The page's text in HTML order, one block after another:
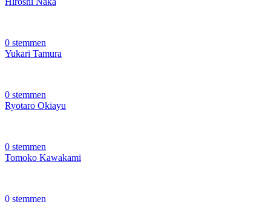
0 stemmen
Yukari Tamura
0 stemmen
Ryotaro Okiayu
0 stemmen
Tomoko Kawakami
0 stemmen